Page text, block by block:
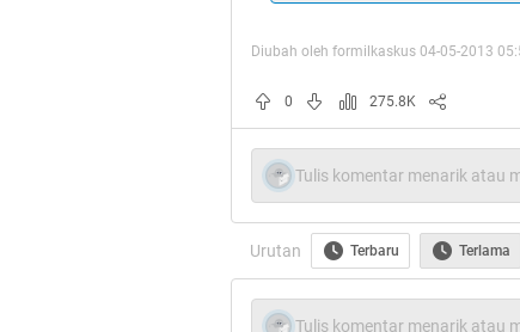
Diubah oleh formilkaskus 04-05-2013
0 275.8K
Tulis komentar menarik atau
Urutan Terbaru Terlama
Tulis komentar menarik atau